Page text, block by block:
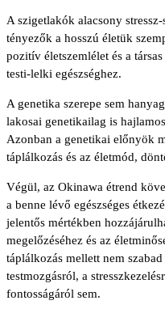
A szigetlakók alacsony
tényezők a hosszú életük
pozitív életszemlélet és a
testi-lelki egészséghez.
A genetika szerepe sem
lakosai genetikailag is
Azonban a genetikai előnyök
táplálkozás és az életmód,
Végül, az Okinawa étrend
a benne lévő egészséges
jelentős mértékben
megelőzéséhez és az
táplálkozás mellett nem
testmozgásról, a
fontosságáról sem.